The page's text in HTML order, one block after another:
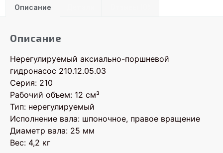
Описание
Описание
Нерегулируемый аксиально-поршневой
гидронасос 210.12.05.03
Серия: 210
Рабочий объем: 12 см³
Тип: нерегулируемый
Исполнение вала: шпоночное, правое вращение
Диаметр вала: 25 мм
Вес: 4,2 кг